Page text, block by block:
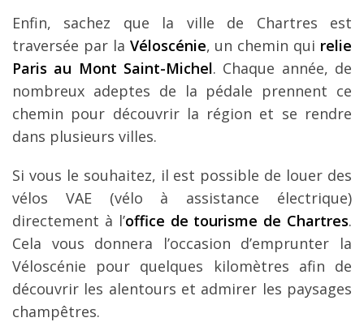
Enfin, sachez que la ville de Chartres est
traversée par la Véloscénie, un chemin qui relie
Paris au Mont Saint-Michel. Chaque année, de
nombreux adeptes de la pédale prennent ce
chemin pour découvrir la région et se rendre
dans plusieurs villes.
Si vous le souhaitez, il est possible de louer des
vélos VAE (vélo à assistance électrique)
directement à l’office de tourisme de Chartres.
Cela vous donnera l’occasion d’emprunter la
Véloscénie pour quelques kilomètres afin de
découvrir les alentours et admirer les paysages
champêtres.